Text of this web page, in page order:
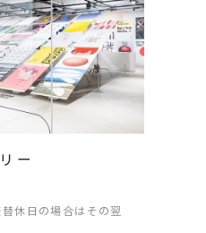
ー
休日の場合はその翌